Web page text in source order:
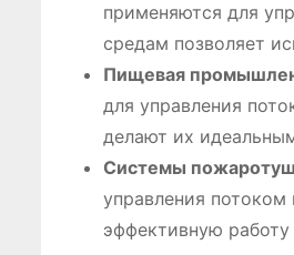
применяются для
средам позволяет
Пищевая
для управления
делают их
Системы
управления потоком
эффективную